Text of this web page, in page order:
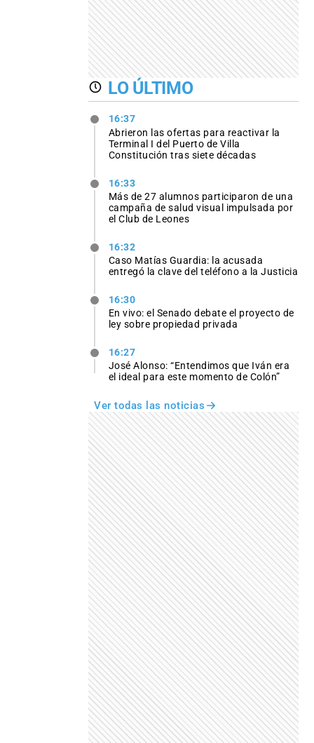
LO ÚLTIMO
16:37
Abrieron las ofertas para reactivar la
Terminal I del Puerto de Villa
Constitución tras siete décadas
16:33
Más de 27 alumnos participaron de una
campaña de salud visual impulsada por
el Club de Leones
16:32
Caso Matías Guardia: la acusada
entregó la clave del teléfono a la Justicia
16:30
En vivo: el Senado debate el proyecto de
ley sobre propiedad privada
16:27
José Alonso: “Entendimos que Iván era
el ideal para este momento de Colón”
Ver todas las noticias